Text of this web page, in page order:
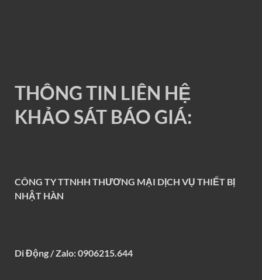
THÔNG TIN LIÊN HỆ
KHẢO SÁT BÁO GIÁ:
CÔNG TY TTNHH THƯƠNG MẠI DỊCH VỤ THIẾT BỊ
NHẬT HÀN
Di Động / Zalo: 0906215.644